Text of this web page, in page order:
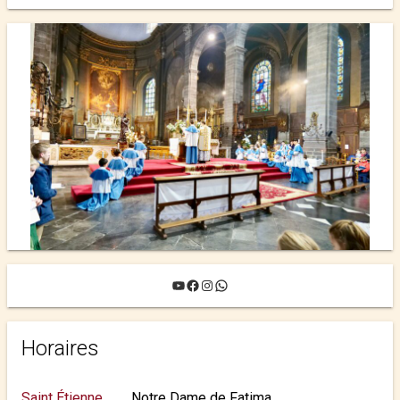
YouTube
Facebook
Instagram
WhatsApp
Horaires